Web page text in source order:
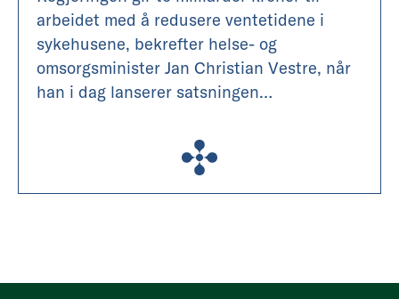
arbeidet med å redusere ventetidene i
sykehusene, bekrefter helse- og
omsorgsminister Jan Christian Vestre, når
han i dag lanserer satsningen